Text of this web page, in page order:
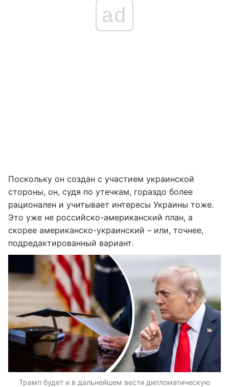
ad
Поскольку он создан с участием украинской
стороны, он, судя по утечкам, гораздо более
рационален и учитывает интересы Украины тоже.
Это уже не российско-американский план, а
скорее американско-украинский – или, точнее,
подредактированный вариант.
Трамп будет и в дальнейшем вести дипломатическую